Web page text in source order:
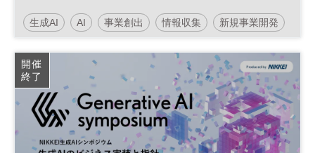
生成AI AI 事業創出 情報収集 新規事業開発
日経MM情報活用セミナー イノベーション
人工知能 新規事業
開催
終了